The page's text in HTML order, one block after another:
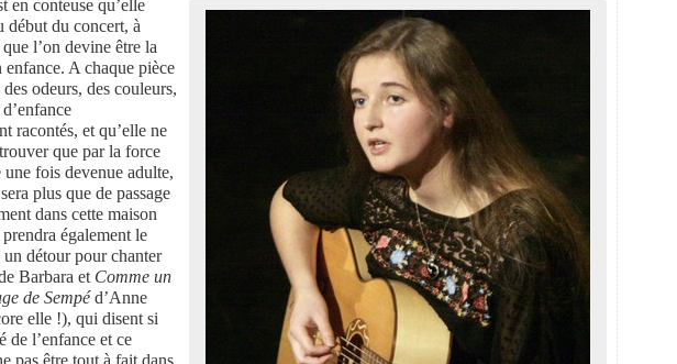
en conteuse qu’elle
début du concert, à
l’on devine être la
enfance. A chaque pièce
des odeurs, des couleurs,
racontés, et qu’elle ne
que par la force
fois devenue adulte,
plus que de passage
dans cette maison
également le
un détour pour chanter
Barbara et Comme un
de Sempéd’Anne
elle !), qui disent si
de l’enfance et ce
pas être tout à fait dans